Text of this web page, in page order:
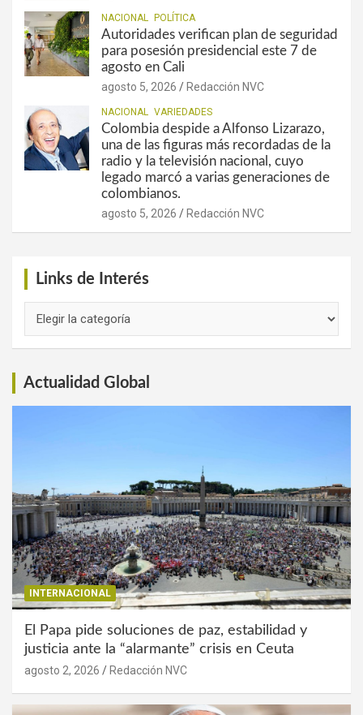
NACIONAL POLÍTICA
Autoridades verifican plan de seguridad
para posesión presidencial este 7 de
agosto en Cali
agosto 5, 2026 Redacción NVC
NACIONAL VARIEDADES
Colombia despide a Alfonso Lizarazo,
una de las figuras más recordadas de la
radio y la televisión nacional, cuyo
legado marcó a varias generaciones de
colombianos.
agosto 5, 2026 Redacción NVC
Links de Interés
Actualidad Global
INTERNACIONAL
El Papa pide soluciones de paz, estabilidad y
justicia ante la “alarmante” crisis en Ceuta
agosto 2, 2026 Redacción NVC